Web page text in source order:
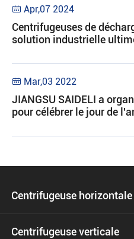
 Apr,07 2024
Centrifugeuses de
solution industrielle
 Mar,03 2022
JIANGSU SAIDELI a
pour célébrer le jour de
Centrifugeuse horizontale
Centrifugeuse verticale